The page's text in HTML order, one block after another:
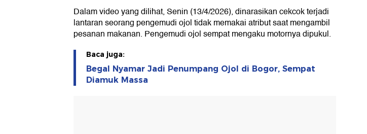
Dalam video yang dilihat, Senin (13/4/2026), dinarasikan cekcok terjadi
lantaran seorang pengemudi ojol tidak memakai atribut saat mengambil
pesanan makanan. Pengemudi ojol sempat mengaku motornya dipukul.
Baca juga:
Begal Nyamar Jadi Penumpang Ojol di Bogor, Sempat
Diamuk Massa